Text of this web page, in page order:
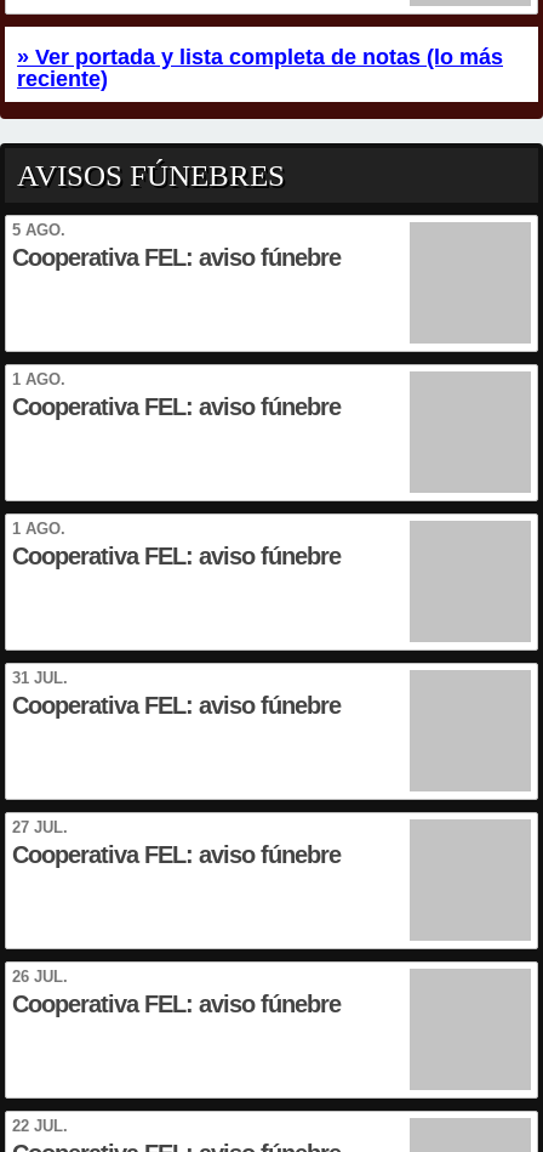
» Ver portada y lista completa de notas (lo más
reciente)
AVISOS FÚNEBRES
5 AGO.
Cooperativa FEL: aviso fúnebre
1 AGO.
Cooperativa FEL: aviso fúnebre
1 AGO.
Cooperativa FEL: aviso fúnebre
31 JUL.
Cooperativa FEL: aviso fúnebre
27 JUL.
Cooperativa FEL: aviso fúnebre
26 JUL.
Cooperativa FEL: aviso fúnebre
22 JUL.